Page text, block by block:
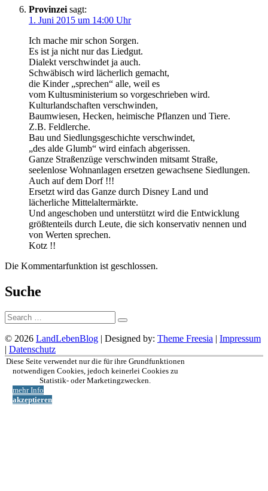
Provinzei sagt:
1. Juni 2015 um 14:00 Uhr
Ich mache mir schon Sorgen.
Es ist ja nicht nur das Liedgut.
Dialekt verschwindet ja auch.
Schwäbisch wird lächerlich gemacht,
die Kinder „sprechen“ alle, weil es
vom Kultusministerium so vorgeschrieben wird.
Kulturlandschaften verschwinden,
Baumwiesen, Hecken, heimische Pflanzen und Tiere.
Z.B. Feldlerche.
Bau und Siedlungsgeschichte verschwindet,
„des alde Glumb“ wird einfach abgerissen.
Ganze Straßenzüge verschwinden mitsamt Straße,
seelenlose Wohnanlagen ersetzen gewachsene Siedlungen.
Auch auf dem Dorf !!!
Ersetzt wird das Ganze durch Disney Land und
lächerliche Mittelaltermärkte.
Und angeschoben und unterstützt wird die Entwicklung
größtenteils durch Leute, die sich konservativ nennen und
von Werten sprechen.
Kotz !!
Die Kommentarfunktion ist geschlossen.
Suche
Suche:
© 2026 LandLebenBlog | Designed by: Theme Freesia | Impressum
| Datenschutz
Nach
oben
Diese Seite verwendet nur die für ihre Grundfunktionen
notwendigen Cookies, jedoch keinerlei Cookies zu
Statistik- oder Marketingzwecken.
mehr Info
akzeptieren